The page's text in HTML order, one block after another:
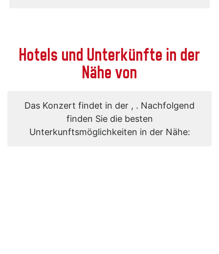
Hotels und Unterkünfte in der
Nähe von
Das Konzert findet in der , . Nachfolgend
finden Sie die besten
Unterkunftsmöglichkeiten in der Nähe: